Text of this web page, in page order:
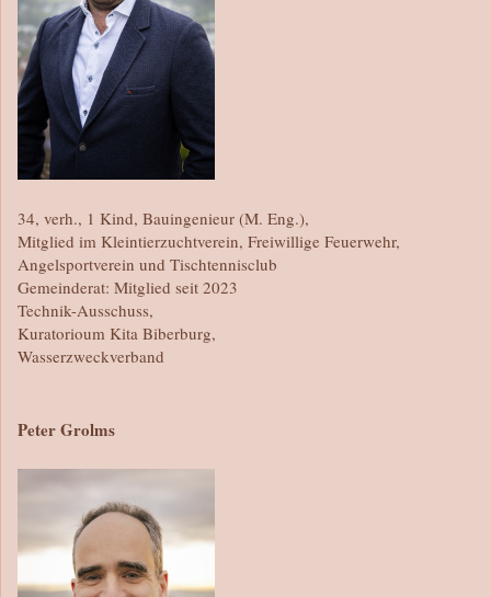
34, verh., 1 Kind, Bauingenieur (M. Eng.),
Mitglied im Kleintierzuchtverein, Freiwillige Feuerwehr,
Angelsportverein und Tischtennisclub
Gemeinderat: Mitglied seit 2023
Technik-Ausschuss,
Kuratorioum Kita Biberburg,
Wasserzweckverband
Peter Grolms